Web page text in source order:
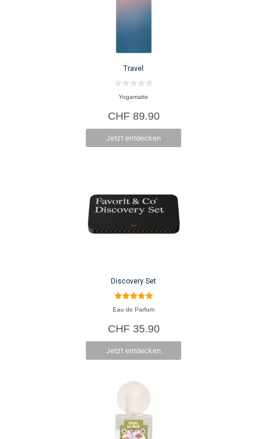
Travel
n
5
Yogamatte
CHF89.90
Jetzt entdecken
Discovery Set
5.00
von 5
Eau de Parfum
CHF35.90
Jetzt entdecken